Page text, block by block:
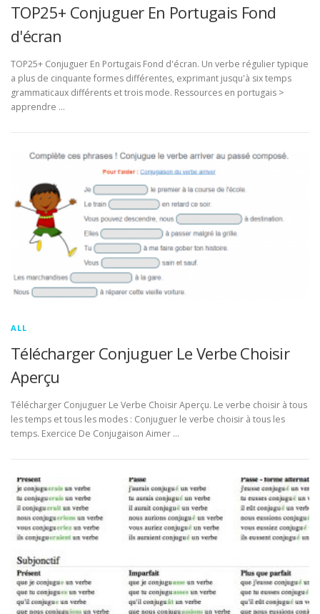
TOP25+ Conjuguer En Portugais Fond
d'écran
TOP25+ Conjuguer En Portugais Fond d'écran. Un verbe régulier typique
a plus de cinquante formes différentes, exprimant jusqu'à six temps
grammaticaux différents et trois mode. Ressources en portugais >
apprendre …
ALL
Télécharger Conjuguer Le Verbe Choisir
Aperçu
Télécharger Conjuguer Le Verbe Choisir Aperçu. Le verbe choisir à tous
les temps et tous les modes : Conjuguer le verbe choisir à tous les
temps. Exercice De Conjugaison Aimer …